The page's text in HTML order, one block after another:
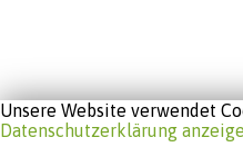
Unsere Website verwendet
Datenschutzerklärung